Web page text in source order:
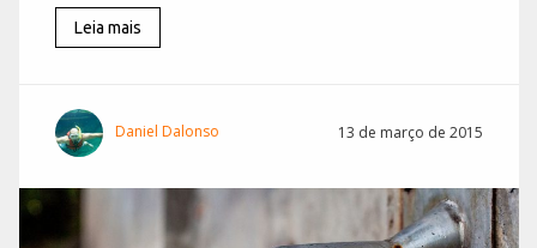
Leia mais
Daniel Dalonso 13 de março de 2015